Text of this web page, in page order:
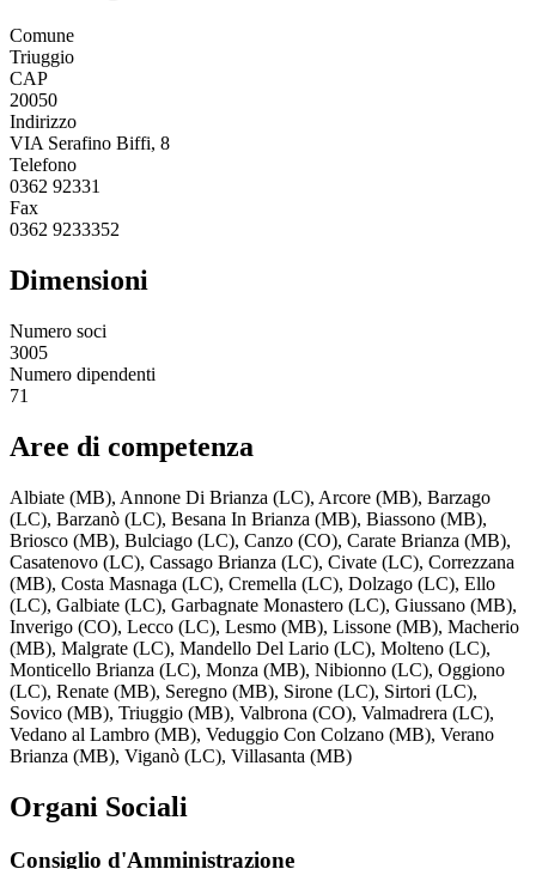
Comune
Triuggio
CAP
20050
Indirizzo
VIA Serafino Biffi, 8
Telefono
0362 92331
Fax
0362 9233352
Dimensioni
Numero soci
3005
Numero dipendenti
71
Aree di competenza
Albiate (MB), Annone Di Brianza (LC), Arcore (MB), Barzago
(LC), Barzanò (LC), Besana In Brianza (MB), Biassono (MB),
Briosco (MB), Bulciago (LC), Canzo (CO), Carate Brianza (MB),
Casatenovo (LC), Cassago Brianza (LC), Civate (LC), Correzzana
(MB), Costa Masnaga (LC), Cremella (LC), Dolzago (LC), Ello
(LC), Galbiate (LC), Garbagnate Monastero (LC), Giussano (MB),
Inverigo (CO), Lecco (LC), Lesmo (MB), Lissone (MB), Macherio
(MB), Malgrate (LC), Mandello Del Lario (LC), Molteno (LC),
Monticello Brianza (LC), Monza (MB), Nibionno (LC), Oggiono
(LC), Renate (MB), Seregno (MB), Sirone (LC), Sirtori (LC),
Sovico (MB), Triuggio (MB), Valbrona (CO), Valmadrera (LC),
Vedano al Lambro (MB), Veduggio Con Colzano (MB), Verano
Brianza (MB), Viganò (LC), Villasanta (MB)
Organi Sociali
Consiglio d'Amministrazione